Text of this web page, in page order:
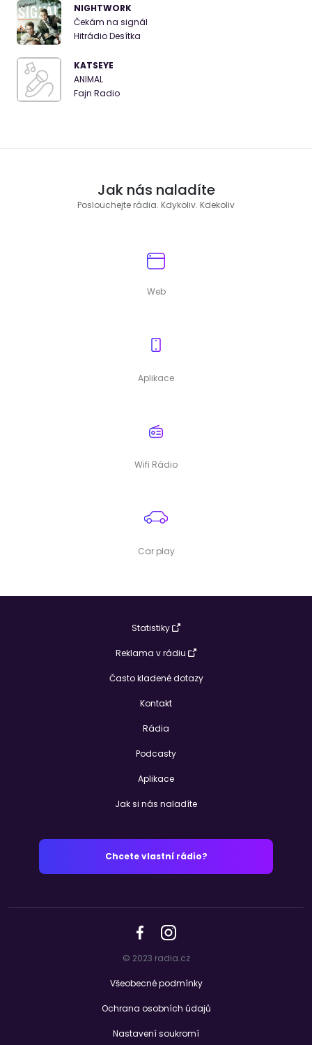
NIGHTWORK
Čekám na signál
Hitrádio Desítka
KATSEYE
ANIMAL
Fajn Radio
Jak nás naladíte
Poslouchejte rádia. Kdykoliv. Kdekoliv
Web
Aplikace
Wifi Rádio
Car play
Statistiky
Reklama v rádiu
Často kladené dotazy
Kontakt
Rádia
Podcasty
Aplikace
Jak si nás naladíte
Chcete vlastní rádio?
© 2023 radia.cz
Všeobecné podmínky
Ochrana osobních údajů
Nastavení soukromí